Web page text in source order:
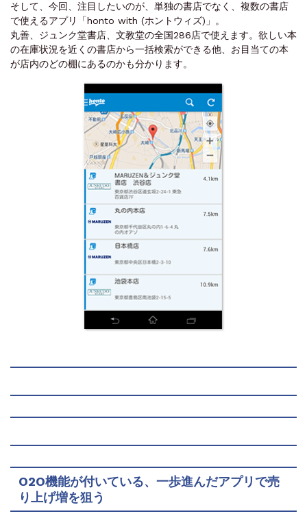
そして、今回、注目したいのが、単独の書店でなく、複数の書店
で使えるアプリ「honto with (ホントウィズ)」。
丸善、ジュンク堂書店、文教堂の全国286店で使えます。欲しい本
の在庫状況を近くの書店から一括検索ができる他、お目当ての本
が店内のどの棚にあるのかも分かります。
O2O機能が付いている、一歩進んだアプリで売
り上げ増を狙う